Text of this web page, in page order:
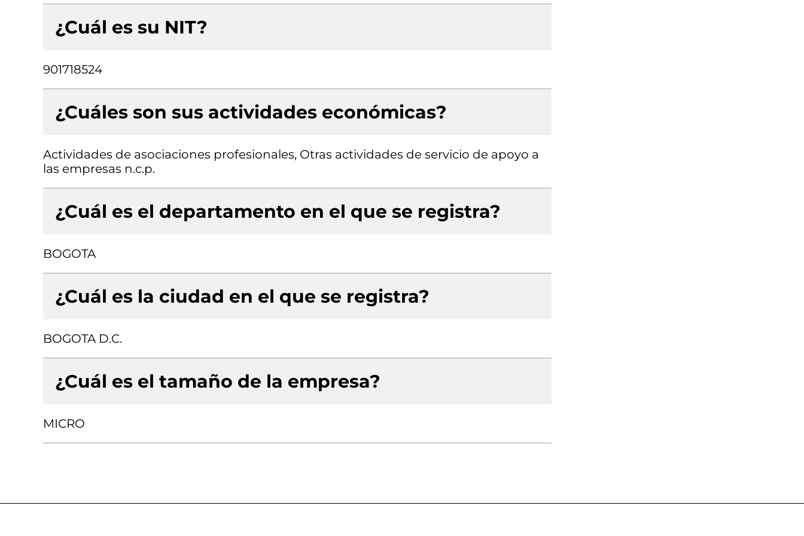
¿Cuál es su NIT?
901718524
¿Cuáles son sus actividades económicas?
Actividades de asociaciones profesionales, Otras actividades de servicio de apoyo a
las empresas n.c.p.
¿Cuál es el departamento en el que se registra?
BOGOTA
¿Cuál es la ciudad en el que se registra?
BOGOTA D.C.
¿Cuál es el tamaño de la empresa?
MICRO